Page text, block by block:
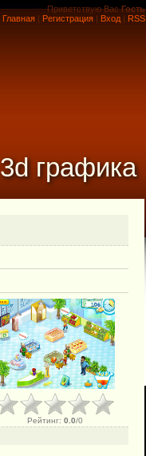
Приветствую Вас Гость
Главная | Регистрация | Вход | RSS
3d графика
Рейтинг: 0.0/0